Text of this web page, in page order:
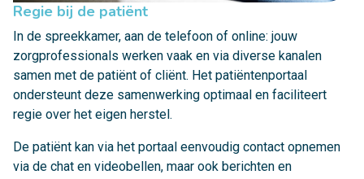
Regie bij de patiënt
In de spreekkamer, aan de telefoon of online: jouw
zorgprofessionals werken vaak en via diverse kanalen
samen met de patiënt of cliënt. Het patiëntenportaal
ondersteunt deze samenwerking optimaal en faciliteert
regie over het eigen herstel.
De patiënt kan via het portaal eenvoudig contact opnemen
via de chat en videobellen, maar ook berichten en